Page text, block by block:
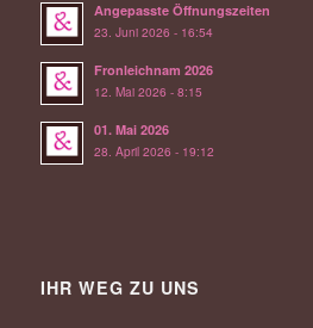
Angepasste Öffnungszeiten
23. Juni 2026 - 16:54
Fronleichnam 2026
12. Mai 2026 - 8:15
01. Mai 2026
28. April 2026 - 19:12
IHR WEG ZU UNS